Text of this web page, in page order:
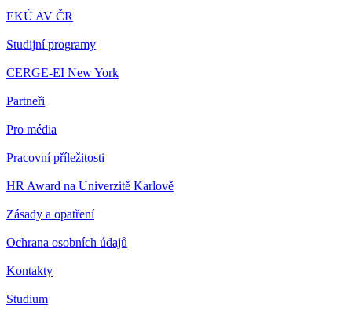
EKÚ AV ČR
Studijní programy
CERGE-EI New York
Partneři
Pro média
Pracovní příležitosti
HR Award na Univerzitě Karlově
Zásady a opatření
Ochrana osobních údajů
Kontakty
Studium